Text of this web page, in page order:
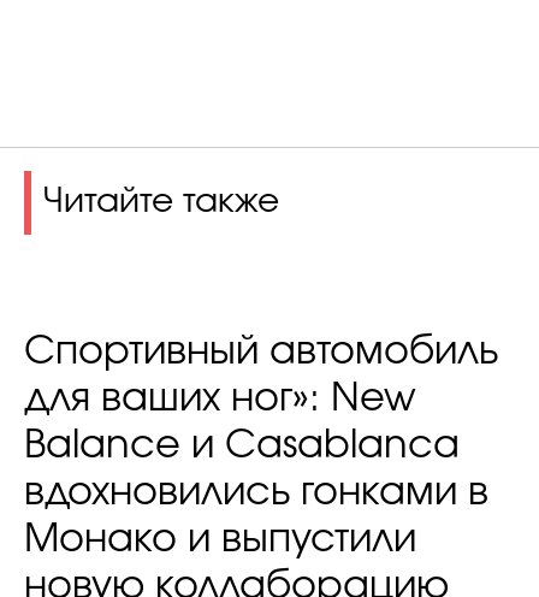
Читайте также
Спортивный автомобиль
для ваших ног»: New
Balance и Casablanca
вдохновились гонками в
Монако и выпустили
новую коллаборацию